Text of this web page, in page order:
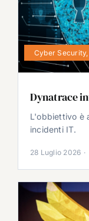
Cyber Security,
Dynatrace
L'obbiettivo è
incidenti IT.
28 Luglio 2026 ·